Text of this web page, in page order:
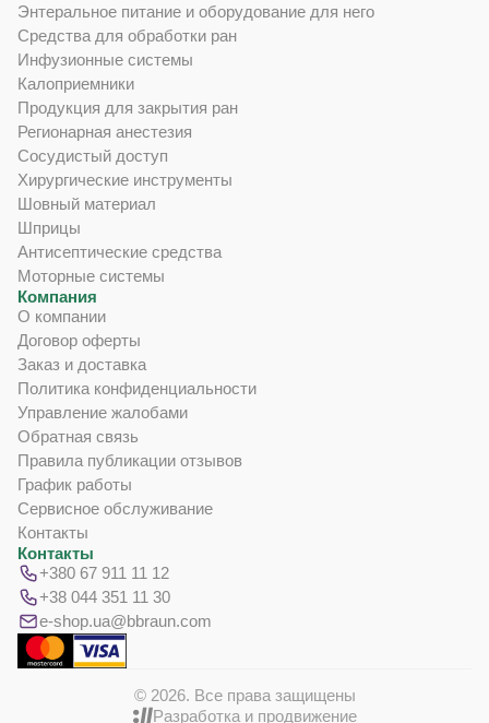
Энтеральное питание и оборудование для него
Средства для обработки ран
Инфузионные системы
Калоприемники
Продукция для закрытия ран
Регионарная анестезия
Сосудистый доступ
Хирургические инструменты
Шовный материал
Шприцы
Антисептические средства
Моторные системы
Компания
О компании
Договор оферты
Заказ и доставка
Политика конфиденциальности
Управление жалобами
Обратная связь
Правила публикации отзывов
График работы
Сервисное обслуживание
Контакты
Контакты
+380 67 911 11 12
+38 044 351 11 30
e-shop.ua@bbraun.com
© 2026. Все права защищены
Разработка и продвижение